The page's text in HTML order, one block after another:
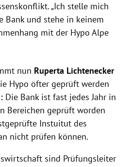
„Ich stelle mich
Bank und stehe in keinem
mit der Hypo Alpe
nun Ruperta Lichtenecker
Hypo öfter geprüft werden
: Die Bank ist fast jedes Jahr in
Bereichen geprüft worden
Instuitut des
nicht prüfen können.
sind Prüfungsleiter